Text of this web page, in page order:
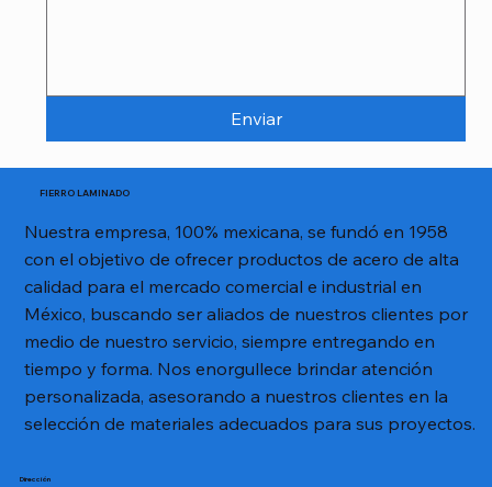
Enviar
FIERRO LAMINADO
Nuestra empresa, 100% mexicana, se fundó en 1958
con el objetivo de ofrecer productos de acero de alta
calidad para el mercado comercial e industrial en
México, buscando ser aliados de nuestros clientes por
medio de nuestro servicio, siempre entregando en
tiempo y forma. Nos enorgullece brindar atención
personalizada, asesorando a nuestros clientes en la
selección de materiales adecuados para sus proyectos.
Dirección